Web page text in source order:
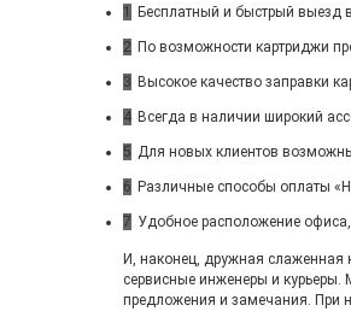
1 Бесплатный и быстрый выезд
2 По возможности картриджи
3 Высокое качество заправки
4 Всегда в наличии широкий
5 Для новых клиентов
6 Различные способы оплаты
7 Удобное расположение
И, наконец, дружная слаженная
сервисные инженеры и
предложения и замечания. При